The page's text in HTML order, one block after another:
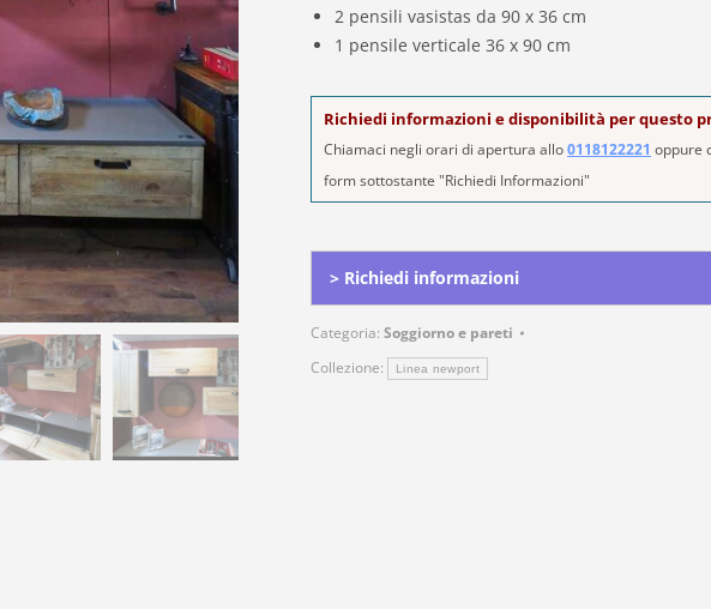
2 pensili vasistas da 90 x 36 cm
1 pensile verticale 36 x 90 cm
Richiedi informazioni e disponibilità per questo
Chiamaci negli orari di apertura allo0118122221 oppure
form sottostante "Richiedi Informazioni"
> Richiedi informazioni
Categoria: Soggiorno e pareti
Collezione:
Linea newport
top